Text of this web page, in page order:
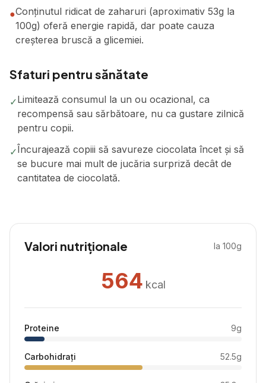
●Conținutul ridicat de zaharuri (aproximativ 53g la
100g) oferă energie rapidă, dar poate cauza
creșterea bruscă a glicemiei.
Sfaturi pentru sănătate
✓Limitează consumul la un ou ocazional, ca
recompensă sau sărbătoare, nu ca gustare zilnică
pentru copii.
✓Încurajează copiii să savureze ciocolata încet și să
se bucure mai mult de jucăria surpriză decât de
cantitatea de ciocolată.
Valori nutriționale la 100g
564 kcal
Proteine 9g
Carbohidrați 52.5g